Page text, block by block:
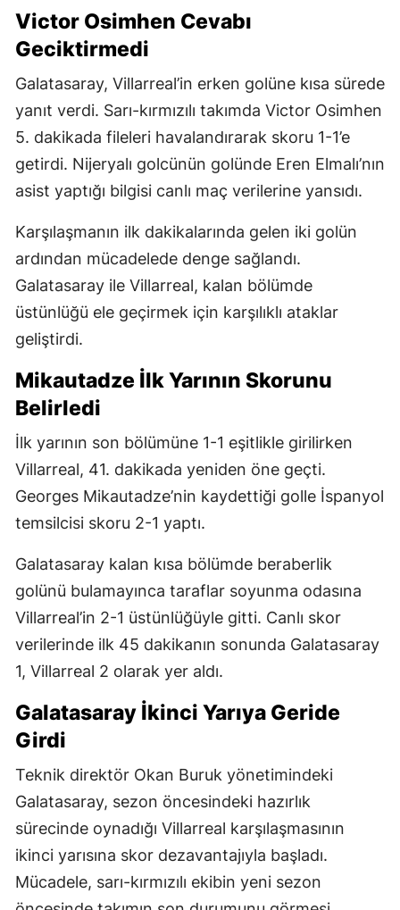
Victor Osimhen Cevabı
Geciktirmedi
Galatasaray, Villarreal’in erken golüne kısa sürede
yanıt verdi. Sarı-kırmızılı takımda Victor Osimhen
5. dakikada fileleri havalandırarak skoru 1-1’e
getirdi. Nijeryalı golcünün golünde Eren Elmalı’nın
asist yaptığı bilgisi canlı maç verilerine yansıdı.
Karşılaşmanın ilk dakikalarında gelen iki golün
ardından mücadelede denge sağlandı.
Galatasaray ile Villarreal, kalan bölümde
üstünlüğü ele geçirmek için karşılıklı ataklar
geliştirdi.
Mikautadze İlk Yarının Skorunu
Belirledi
İlk yarının son bölümüne 1-1 eşitlikle girilirken
Villarreal, 41. dakikada yeniden öne geçti.
Georges Mikautadze’nin kaydettiği golle İspanyol
temsilcisi skoru 2-1 yaptı.
Galatasaray kalan kısa bölümde beraberlik
golünü bulamayınca taraflar soyunma odasına
Villarreal’in 2-1 üstünlüğüyle gitti. Canlı skor
verilerinde ilk 45 dakikanın sonunda Galatasaray
1, Villarreal 2 olarak yer aldı.
Galatasaray İkinci Yarıya Geride
Girdi
Teknik direktör Okan Buruk yönetimindeki
Galatasaray, sezon öncesindeki hazırlık
sürecinde oynadığı Villarreal karşılaşmasının
ikinci yarısına skor dezavantajıyla başladı.
Mücadele, sarı-kırmızılı ekibin yeni sezon